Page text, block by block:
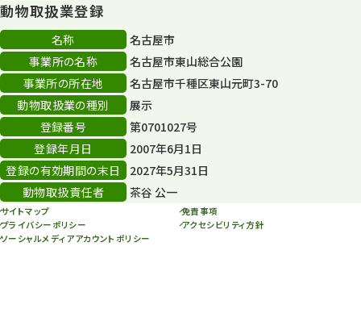
その他イベント
スカイタワー
年末年始のイベント
秋まつり
動物取扱業登録
名称
名古屋市
事業所の名称
名古屋市東山総合公園
事業所の所在地
名古屋市千種区東山元町3-70
動物取扱業の種別
展示
登録番号
第0701027号
登録年月日
2007年6月1日
登録の有効期間の末日
2027年5月31日
動物取扱責任者
茶谷 公一
サイトマップ
免責事項
プライバシーポリシー
アクセシビリティ方針
ソーシャルメディアアカウントポリシー